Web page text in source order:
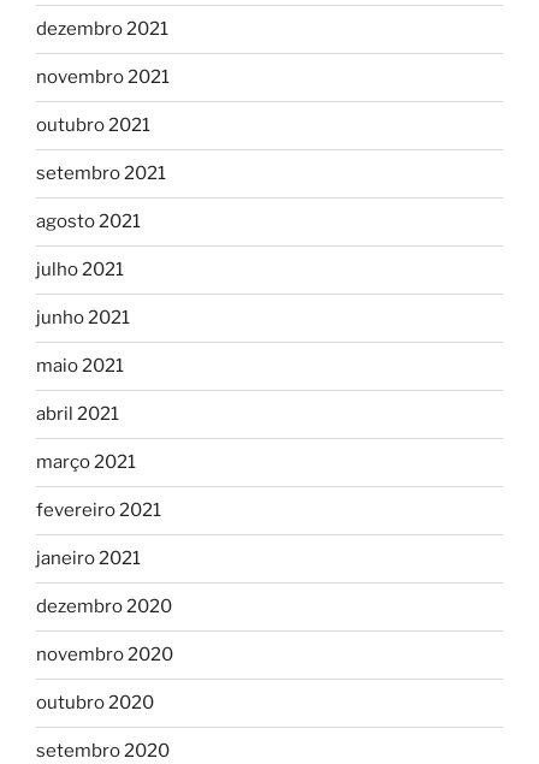
dezembro 2021
novembro 2021
outubro 2021
setembro 2021
agosto 2021
julho 2021
junho 2021
maio 2021
abril 2021
março 2021
fevereiro 2021
janeiro 2021
dezembro 2020
novembro 2020
outubro 2020
setembro 2020